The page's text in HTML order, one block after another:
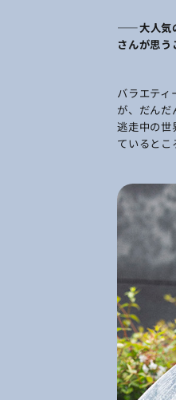
――大人気
さんが思う
バラエティ
が、だんだ
逃走中の世
ているとこ